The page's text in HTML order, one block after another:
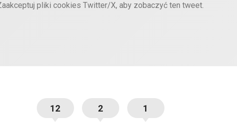
pliki cookies Twitter/X, aby zobaczyć ten tweet.
12 2 1